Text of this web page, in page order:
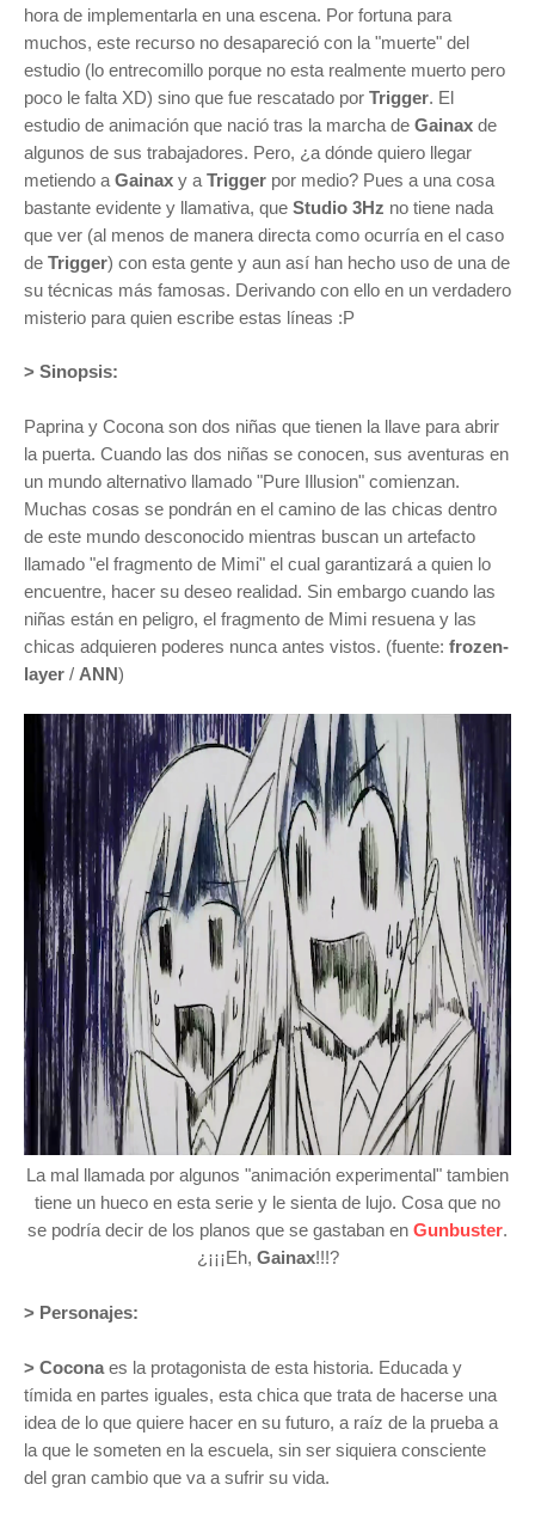
hora de implementarla en una escena. Por fortuna para
muchos, este recurso no desapareció con la "muerte" del
estudio (lo entrecomillo porque no esta realmente muerto pero
poco le falta XD) sino que fue rescatado por Trigger. El
estudio de animación que nació tras la marcha de Gainax de
algunos de sus trabajadores. Pero, ¿a dónde quiero llegar
metiendo a Gainax y a Trigger por medio? Pues a una cosa
bastante evidente y llamativa, que Studio 3Hz no tiene nada
que ver (al menos de manera directa como ocurría en el caso
de Trigger) con esta gente y aun así han hecho uso de una de
su técnicas más famosas. Derivando con ello en un verdadero
misterio para quien escribe estas líneas :P
> Sinopsis:
Paprina y Cocona son dos niñas que tienen la llave para abrir
la puerta. Cuando las dos niñas se conocen, sus aventuras en
un mundo alternativo llamado "Pure Illusion" comienzan.
Muchas cosas se pondrán en el camino de las chicas dentro
de este mundo desconocido mientras buscan un artefacto
llamado "el fragmento de Mimi" el cual garantizará a quien lo
encuentre, hacer su deseo realidad. Sin embargo cuando las
niñas están en peligro, el fragmento de Mimi resuena y las
chicas adquieren poderes nunca antes vistos. (fuente: frozen-
layer / ANN)
La mal llamada por algunos "animación experimental" tambien
tiene un hueco en esta serie y le sienta de lujo. Cosa que no
se podría decir de los planos que se gastaban en Gunbuster.
¿¡¡¡Eh, Gainax!!!?
> Personajes:
> Cocona es la protagonista de esta historia. Educada y
tímida en partes iguales, esta chica que trata de hacerse una
idea de lo que quiere hacer en su futuro, a raíz de la prueba a
la que le someten en la escuela, sin ser siquiera consciente
del gran cambio que va a sufrir su vida.